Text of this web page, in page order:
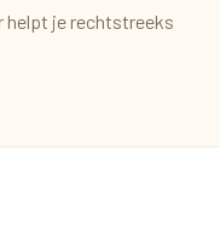
helpt je rechtstreeks